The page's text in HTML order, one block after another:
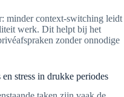
minder context-switching leidt
werk. Dit helpt bij het
zonder onnodige
stress in drukke periodes